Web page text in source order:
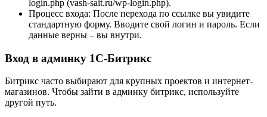
login.php (vash-sait.ru/wp-login.php).
Процесс входа: После перехода по ссылке вы увидите
стандартную форму. Вводите свой логин и пароль. Если
данные верны – вы внутри.
Вход в админку 1С-Битрикс
Битрикс часто выбирают для крупных проектов и интернет-
магазинов. Чтобы зайти в админку битрикс, используйте
другой путь.